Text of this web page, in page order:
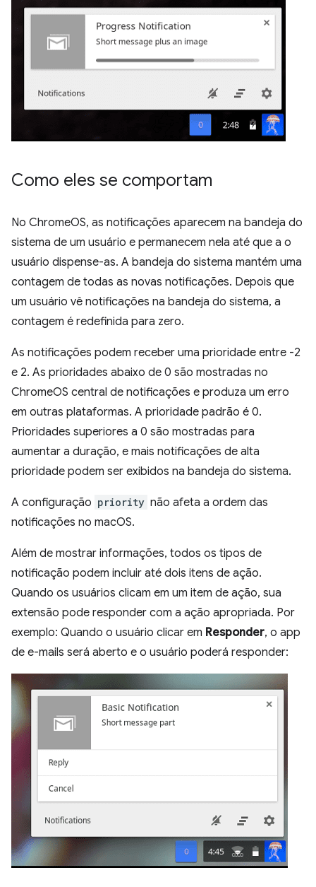
Como eles se comportam
No ChromeOS, as notificações aparecem na bandeja do
sistema de um usuário e permanecem nela até que a o
usuário dispense-as. A bandeja do sistema mantém uma
contagem de todas as novas notificações. Depois que
um usuário vê notificações na bandeja do sistema, a
contagem é redefinida para zero.
As notificações podem receber uma prioridade entre -2
e 2. As prioridades abaixo de 0 são mostradas no
ChromeOS central de notificações e produza um erro
em outras plataformas. A prioridade padrão é 0.
Prioridades superiores a 0 são mostradas para
aumentar a duração, e mais notificações de alta
prioridade podem ser exibidos na bandeja do sistema.
A configuração priority não afeta a ordem das
notificações no macOS.
Além de mostrar informações, todos os tipos de
notificação podem incluir até dois itens de ação.
Quando os usuários clicam em um item de ação, sua
extensão pode responder com a ação apropriada. Por
exemplo: Quando o usuário clicar em Responder, o app
de e-mails será aberto e o usuário poderá responder: